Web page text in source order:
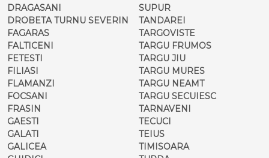
DRAGASANI
DROBETA TURNU SEVERIN
FAGARAS
FALTICENI
FETESTI
FILIASI
FLAMANZI
FOCSANI
FRASIN
GAESTI
GALATI
GALICEA
SUPUR
TANDAREI
TARGOVISTE
TARGU FRUMOS
TARGU JIU
TARGU MURES
TARGU NEAMT
TARGU SECUIESC
TARNAVENI
TECUCI
TEIUS
TIMISOARA